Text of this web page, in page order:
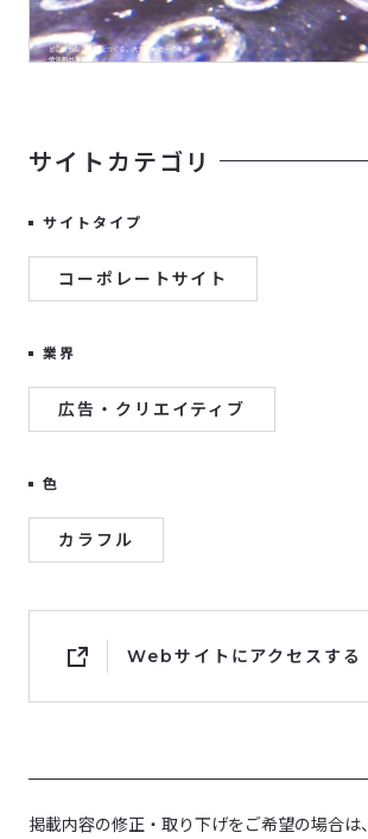
サイトカテゴリ
サイトタイプ
コーポレートサイト
業界
広告・クリエイティブ
色
カラフル
Webサイトにアクセスする
掲載内容の修正・取り下げをご希望の場合は、